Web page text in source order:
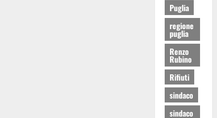
Puglia
regione
puglia
Renzo
Rubino
Rifiuti
sindaco
sindaco